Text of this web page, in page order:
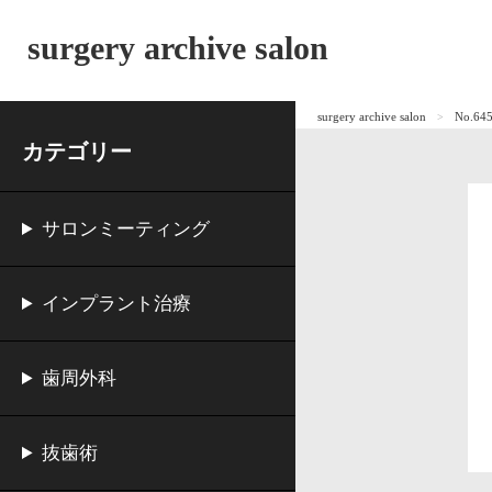
surgery archive salon
カテゴリー
サロンミーティング
インプラント治療
歯周外科
抜歯術
surgery archive salon